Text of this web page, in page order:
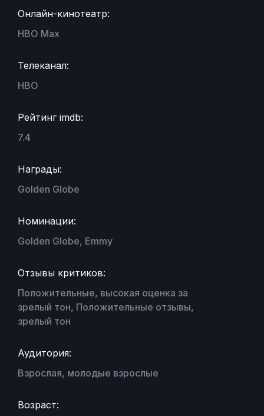
Онлайн-кинотеатр:
HBO Max
Телеканал:
HBO
Рейтинг imdb:
7.4
Награды:
Golden Globe
Номинации:
Golden Globe, Emmy
Отзывы критиков:
Положительные, высокая оценка за
зрелый тон, Положительные отзывы,
зрелый тон
Аудитория:
Взрослая, молодые взрослые
Возраст: